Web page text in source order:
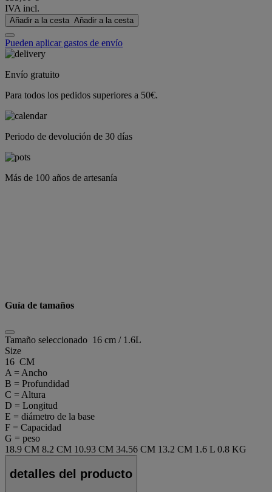
IVA incl.
Añadir a la cesta Añadir a la cesta
Pueden aplicar gastos de envío
Envío gratuito
Para todos los pedidos superiores a 50€.
Periodo de devolución de 30 días
Más de 100 años de artesanía
Guía de tamaños
Tamaño seleccionado 16 cm / 1.6L
Size
16 CM
A = Ancho
B = Profundidad
C = Altura
D = Longitud
E = diámetro de la base
F = Capacidad
G = peso
18.9 CM 8.2 CM 10.93 CM 34.56 CM 13.2 CM 1.6 L 0.8 KG
detalles del producto